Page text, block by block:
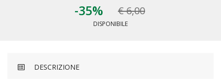
-35% € 6,00
DISPONIBILE
DESCRIZIONE